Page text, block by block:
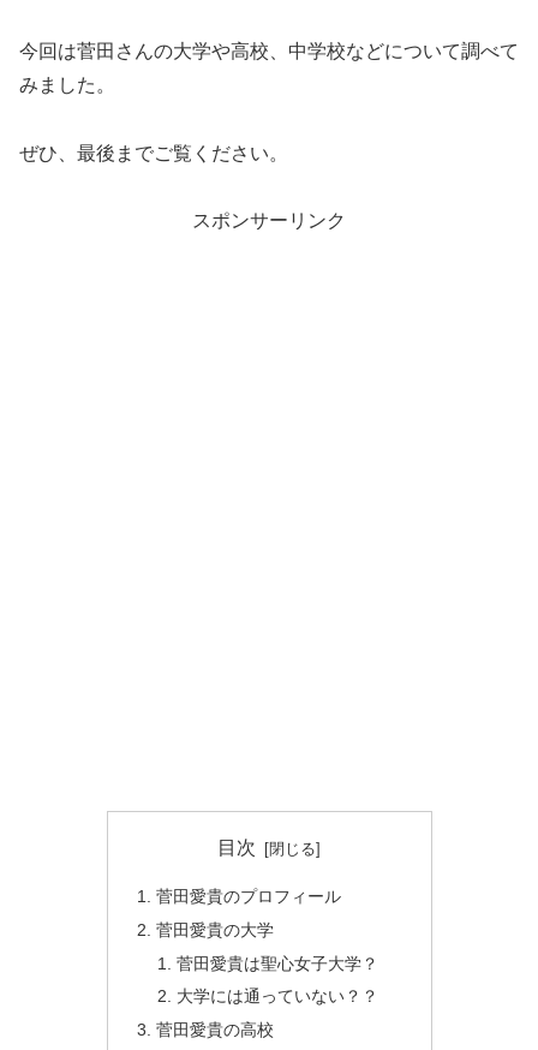
今回は菅田さんの大学や高校、中学校などについて調べて
みました。
ぜひ、最後までご覧ください。
スポンサーリンク
目次
菅田愛貴のプロフィール
菅田愛貴の大学
菅田愛貴は聖心女子大学？
大学には通っていない？？
菅田愛貴の高校